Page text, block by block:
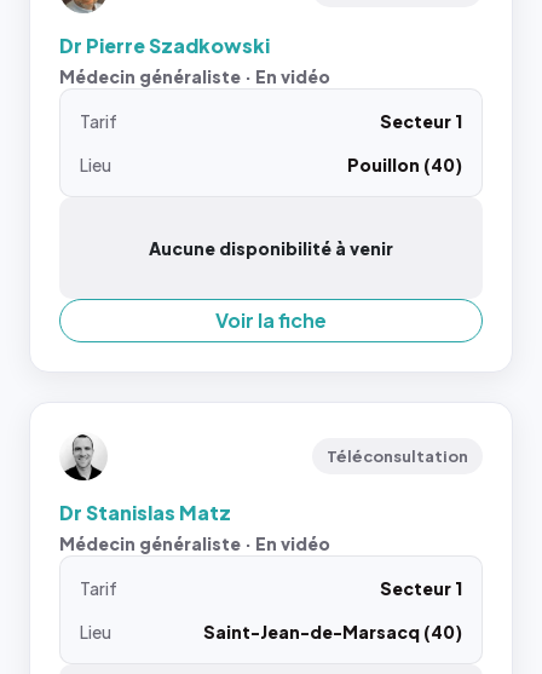
Dr Pierre Szadkowski
Médecin généraliste · En vidéo
Tarif
Secteur 1
Lieu
Pouillon (40)
Aucune disponibilité à venir
Voir la fiche
Téléconsultation
Dr Stanislas Matz
Médecin généraliste · En vidéo
Tarif
Secteur 1
Lieu
Saint-Jean-de-Marsacq (40)